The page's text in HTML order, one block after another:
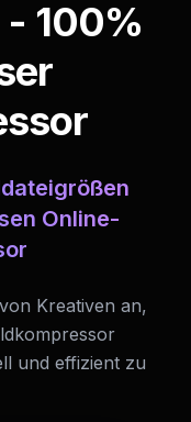
100%
Online-
Kreativen an,
und effizient zu